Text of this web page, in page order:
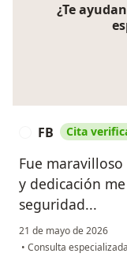
¿Te
FB Cita
Fue
y dedicación
seguridad...
21 de mayo de 2026
• Consulta